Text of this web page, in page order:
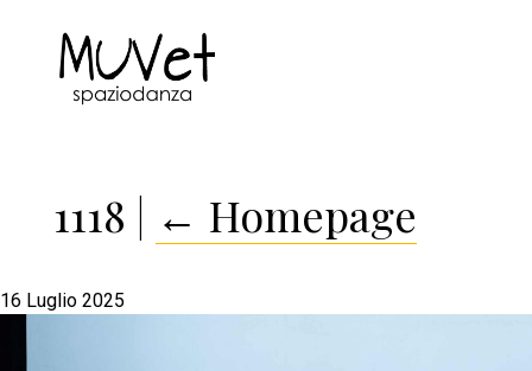
1118 | ← Homepage
16 Luglio 2025